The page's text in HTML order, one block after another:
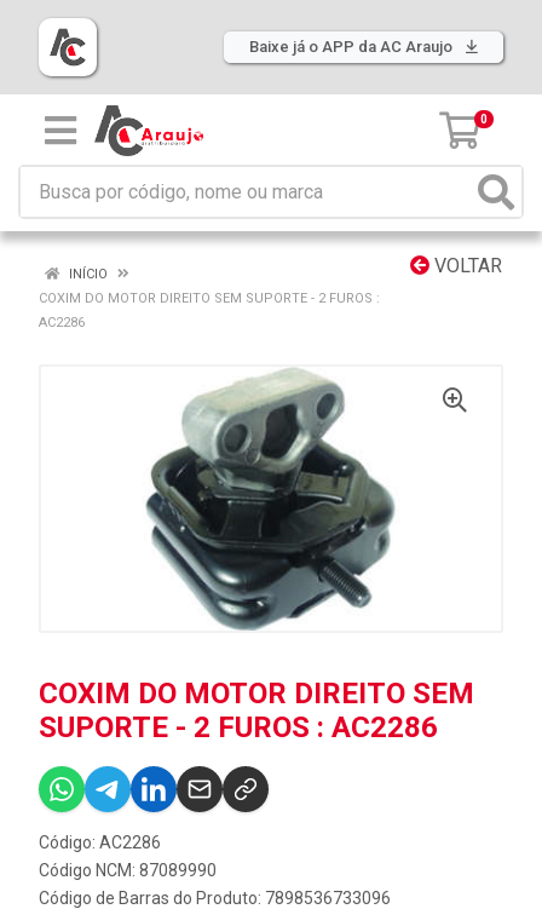
Baixe já o APP da AC Araujo
0
VOLTAR
INÍCIO
COXIM DO MOTOR DIREITO SEM SUPORTE - 2 FUROS :
AC2286
COXIM DO MOTOR DIREITO SEM
SUPORTE - 2 FUROS : AC2286
Código: AC2286
Código NCM: 87089990
Código de Barras do Produto: 7898536733096